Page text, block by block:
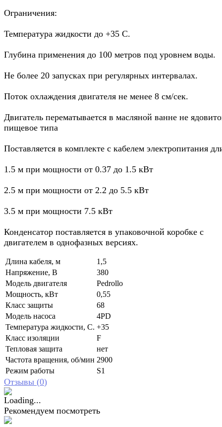
Ограничения:
Температура жидкости до +35 C.
Глубина применения до 100 метров под уровнем воды.
Не более 20 запусках при регулярных интервалах.
Поток охлаждения двигателя не менее 8 см/сек.
Двигатель перематывается в масляной ванне не
пищевое типа
Поставляется в комплекте с кабелем электропитания
1.5 м при мощности от 0.37 до 1.5 кВт
2.5 м при мощности от 2.2 до 5.5 кВт
3.5 м при мощности 7.5 кВт
Конденсатор поставляется в упаковочной коробке с
двигателем в однофазных версиях.
Длина кабеля, м
1,5
Напряжение, В
380
Модель двигателя
Pedrollo
Мощность, кВт
0,55
Класс защиты
68
Модель насоса
4PD
Температура жидкости, С. +35
Класс изоляции
F
Тепловая защита
нет
Частота вращения, об/мин 2900
Режим работы
S1
Отзывы (0)
Рекомендуем посмотреть